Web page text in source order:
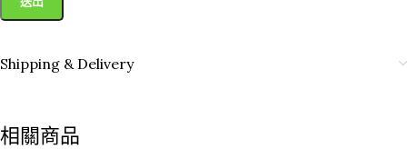
Shipping & Delivery
相關商品